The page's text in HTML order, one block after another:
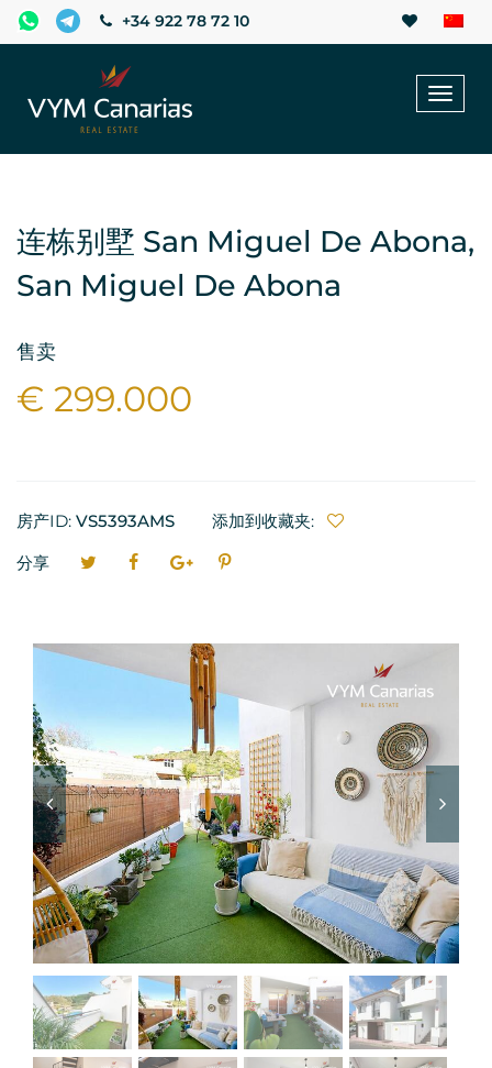
+34 922 78 72 10
连栋别墅 San Miguel De Abona,
San Miguel De Abona
售卖
€ 299.000
房产ID: VS5393AMS
添加到收藏夹:
分享